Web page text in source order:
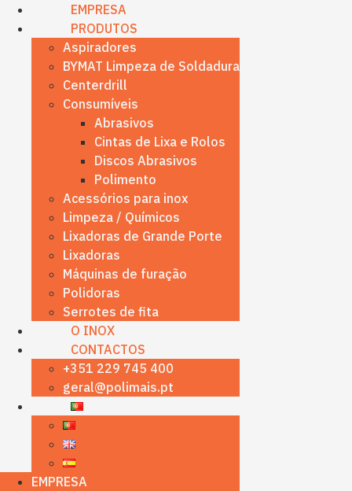
content
EMPRESA
PRODUTOS
Aspiradores
BYMAT Limpeza de Soldadura
Centerdrill
Consumíveis
Abrasivos
Cintas de Lixa e Rolos
Discos Abrasivos
Polimento
Acessórios para inox
Limpeza / Químicos
Lixadoras de Grande Porte
Lixadoras
Máquinas de furação
Polidoras
Serrotes de fita
O INOX
CONTACTOS
+351 229 745 400
geral@polimais.pt
EMPRESA